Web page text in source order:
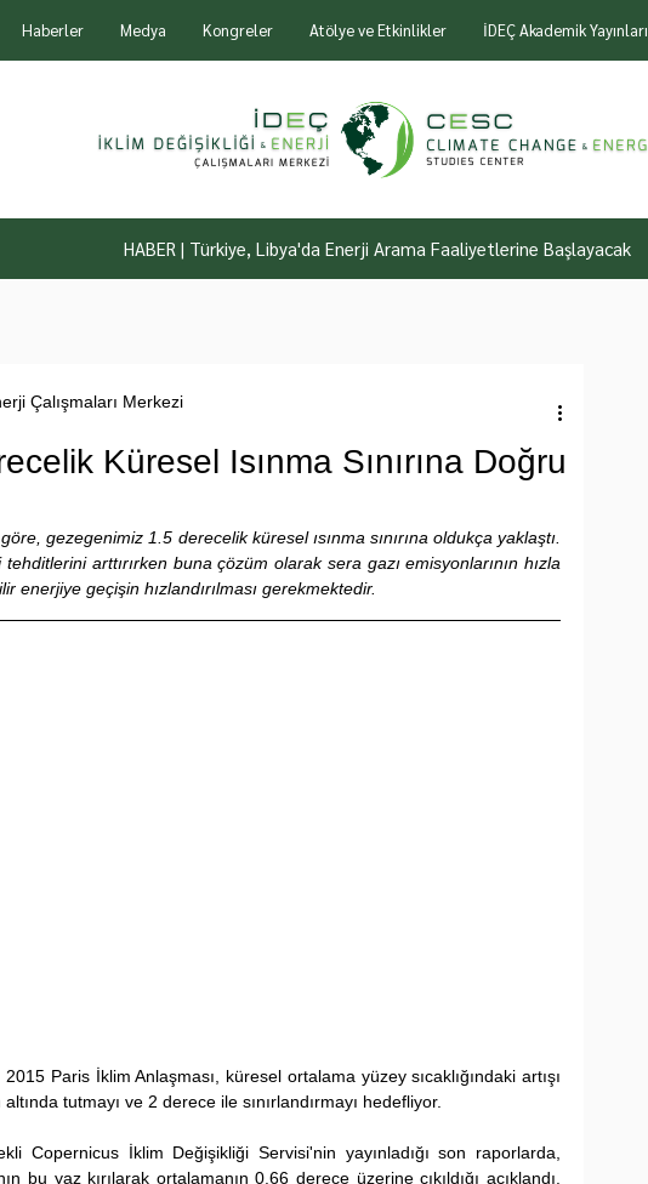
Haberler Medya Kongreler Atölye ve Etkinlikler İDEÇ Akademik Yayınları
HABER | Türkiye, Libya'da Enerji Arama Faaliyetlerine Başlayacak
Küresel Isınma Sınırına Doğru
Çalışmaları Merkezi
gezegenimiz 1.5 derecelik küresel ısınma sınırına oldukça yaklaştı.
arttırırken buna çözüm olarak sera gazı emisyonlarının hızla
enerjiye geçişin hızlandırılması gerekmektedir.
Paris İklim Anlaşması, küresel ortalama yüzey sıcaklığındaki artışı
tutmayı ve 2 derece ile sınırlandırmayı hedefliyor.
Copernicus İklim Değişikliği Servisi'nin yayınladığı son raporlarda,
bu yaz kırılarak ortalamanın 0.66 derece üzerine çıkıldığı açıklandı.